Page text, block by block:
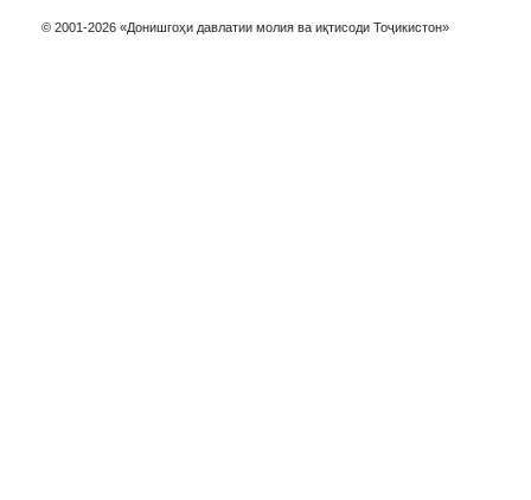
© 2001-2026 «Донишгоҳи давлатии молия ва иқтисоди Тоҷикистон»